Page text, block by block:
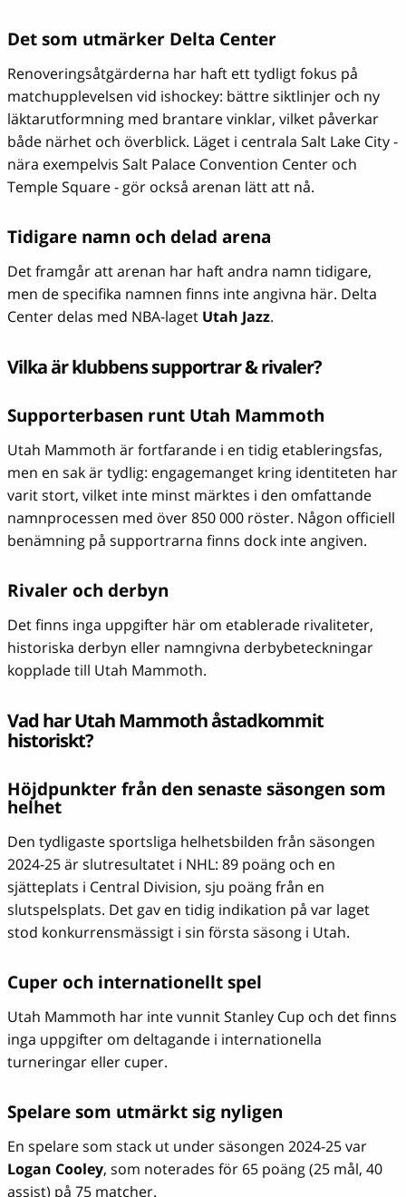
Det som utmärker Delta Center
Renoveringsåtgärderna har haft ett tydligt fokus på
matchupplevelsen vid ishockey: bättre siktlinjer och ny
läktarutformning med brantare vinklar, vilket påverkar
både närhet och överblick. Läget i centrala Salt Lake City -
nära exempelvis Salt Palace Convention Center och
Temple Square - gör också arenan lätt att nå.
Tidigare namn och delad arena
Det framgår att arenan har haft andra namn tidigare,
men de specifika namnen finns inte angivna här. Delta
Center delas med NBA-laget Utah Jazz.
Vilka är klubbens supportrar & rivaler?
Supporterbasen runt Utah Mammoth
Utah Mammoth är fortfarande i en tidig etableringsfas,
men en sak är tydlig: engagemanget kring identiteten har
varit stort, vilket inte minst märktes i den omfattande
namnprocessen med över 850 000 röster. Någon officiell
benämning på supportrarna finns dock inte angiven.
Rivaler och derbyn
Det finns inga uppgifter här om etablerade rivaliteter,
historiska derbyn eller namngivna derbybeteckningar
kopplade till Utah Mammoth.
Vad har Utah Mammoth åstadkommit
historiskt?
Höjdpunkter från den senaste säsongen som
helhet
Den tydligaste sportsliga helhetsbilden från säsongen
2024-25 är slutresultatet i NHL: 89 poäng och en
sjätteplats i Central Division, sju poäng från en
slutspelsplats. Det gav en tidig indikation på var laget
stod konkurrensmässigt i sin första säsong i Utah.
Cuper och internationellt spel
Utah Mammoth har inte vunnit Stanley Cup och det finns
inga uppgifter om deltagande i internationella
turneringar eller cuper.
Spelare som utmärkt sig nyligen
En spelare som stack ut under säsongen 2024-25 var
Logan Cooley, som noterades för 65 poäng (25 mål, 40
assist) på 75 matcher.